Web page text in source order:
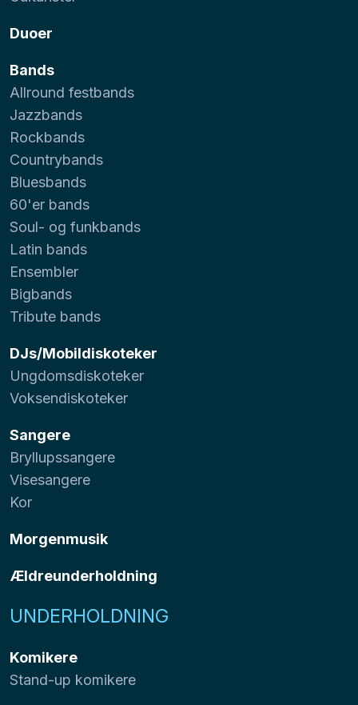
Duoer
Bands
Allround festbands
Jazzbands
Rockbands
Countrybands
Bluesbands
60'er bands
Soul- og funkbands
Latin bands
Ensembler
Bigbands
Tribute bands
DJs/Mobildiskoteker
Ungdomsdiskoteker
Voksendiskoteker
Sangere
Bryllupssangere
Visesangere
Kor
Morgenmusik
Ældreunderholdning
UNDERHOLDNING
Komikere
Stand-up komikere